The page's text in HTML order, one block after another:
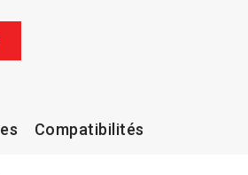
Compatibilités